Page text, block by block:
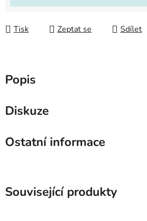
Tisk Zeptat se Sdílet
Popis
Diskuze
Ostatní informace
Související produkty